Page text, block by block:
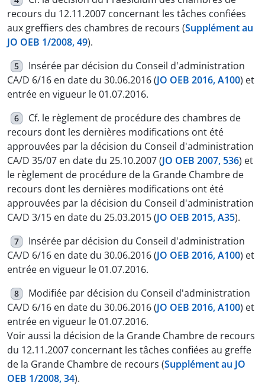
recours du 12.11.2007 concernant les tâches confiées
aux greffiers des chambres de recours (Supplément au
JO OEB 1/2008, 49).
5
Insérée par décision du Conseil d'administration
CA/D 6/16 en date du 30.06.2016 (JO OEB 2016, A100) et
entrée en vigueur le 01.07.2016.
6
Cf. le règlement de procédure des chambres de
recours dont les dernières modifications ont été
approuvées par la décision du Conseil d'administration
CA/D 35/07 en date du 25.10.2007 (JO OEB 2007, 536) et
le règlement de procédure de la Grande Chambre de
recours dont les dernières modifications ont été
approuvées par la décision du Conseil d'administration
CA/D 3/15 en date du 25.03.2015 (JO OEB 2015, A35).
7
Insérée par décision du Conseil d'administration
CA/D 6/16 en date du 30.06.2016 (JO OEB 2016, A100) et
entrée en vigueur le 01.07.2016.
8
Modifiée par décision du Conseil d'administration
CA/D 6/16 en date du 30.06.2016 (JO OEB 2016, A100) et
entrée en vigueur le 01.07.2016.
Voir aussi la décision de la Grande Chambre de recours
du 12.11.2007 concernant les tâches confiées au greffe
de la Grande Chambre de recours (Supplément au JO
OEB 1/2008, 34).